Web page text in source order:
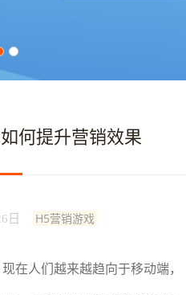
何提升营销效果
日 H5营销游戏
在人们越来越趋向于移动端，